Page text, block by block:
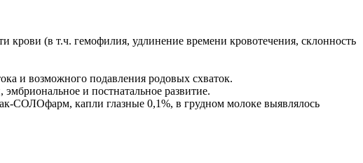
крови (в т.ч. гемофилия, удлинение времени кровотечения, склонность
и возможного подавления родовых схваток.
и постнатальное развитие.
СОЛОфарм, капли глазные 0,1%, в грудном молоке выявлялось